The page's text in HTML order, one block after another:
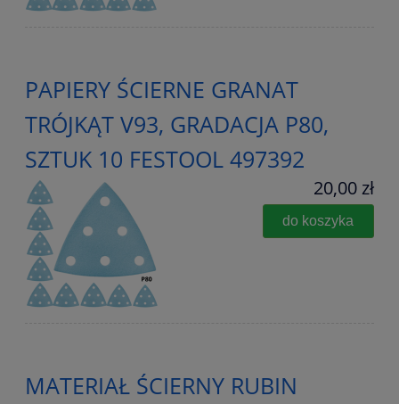
PAPIERY ŚCIERNE GRANAT
TRÓJKĄT V93, GRADACJA P80,
SZTUK 10 FESTOOL 497392
20,00 zł
do koszyka
MATERIAŁ ŚCIERNY RUBIN